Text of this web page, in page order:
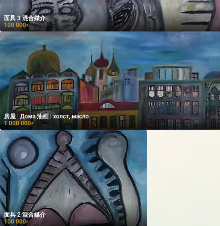
面具 3 混合媒介
100 000₽
房屋 | Дома 油画 | холст, масло
1 000 000₽
面具 2 混合媒介
100 000₽